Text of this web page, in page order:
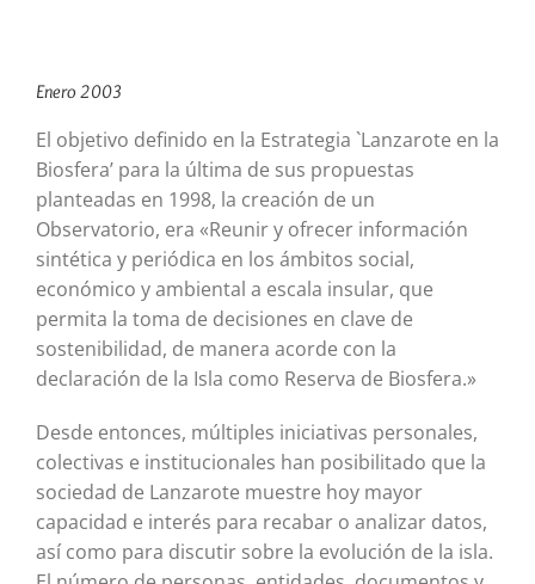
Enero 2003
El objetivo definido en la Estrategia `Lanzarote en la
Biosfera’ para la última de sus propuestas
planteadas en 1998, la creación de un
Observatorio, era «Reunir y ofrecer información
sintética y periódica en los ámbitos social,
económico y ambiental a escala insular, que
permita la toma de decisiones en clave de
sostenibilidad, de manera acorde con la
declaración de la Isla como Reserva de Biosfera.»
Desde entonces, múltiples iniciativas personales,
colectivas e institucionales han posibilitado que la
sociedad de Lanzarote muestre hoy mayor
capacidad e interés para recabar o analizar datos,
así como para discutir sobre la evolución de la isla.